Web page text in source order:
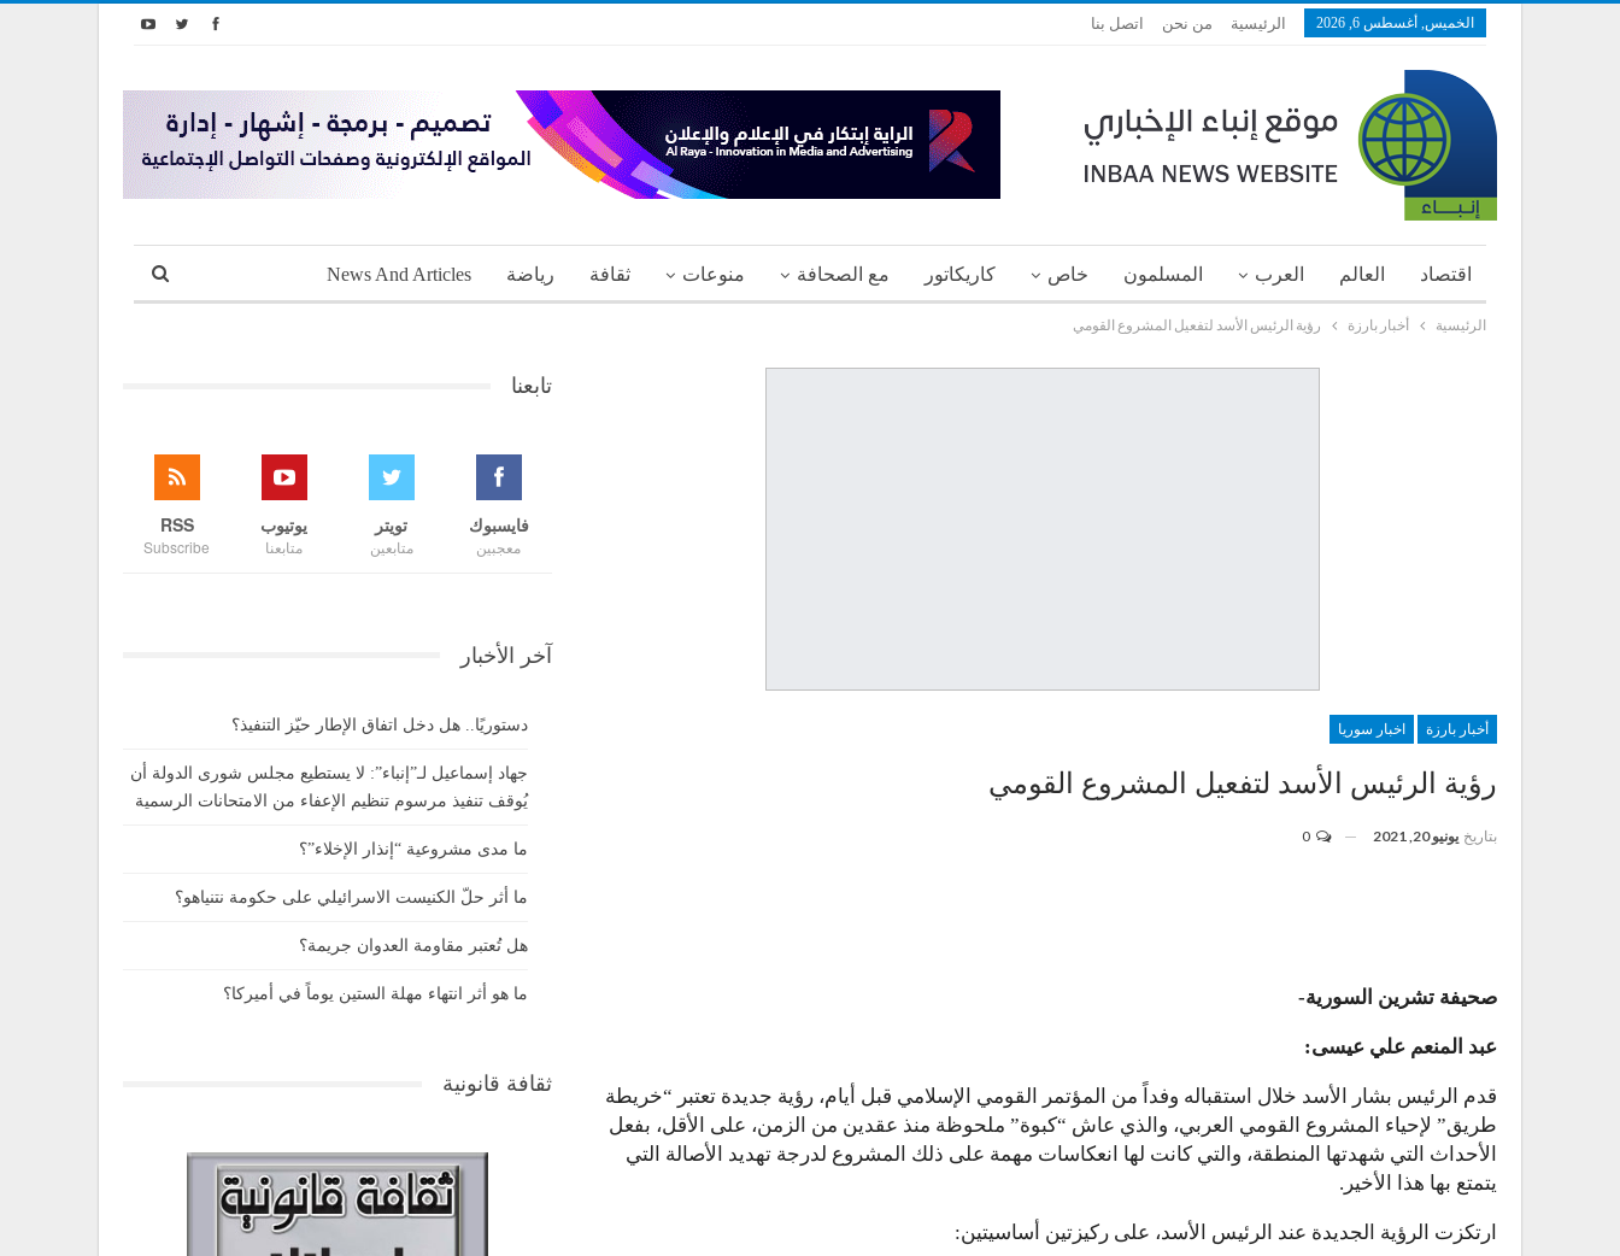
الخميس, أغسطس 6, 2026 الرئيسية من نحن اتصل بنا
اقتصاد العالم العرب المسلمون خاص كاريكاتور مع الصحافة منوعات ثقافة رياضة News And Articles
الرئيسية أخبار بارزة رؤية الرئيس الأسد لتفعيل المشروع القومي
أخبار بارزة اخبار سوريا
رؤية الرئيس الأسد لتفعيل المشروع القومي
بتاريخ يونيو 20, 2021
صحيفة تشرين السورية-
عبد المنعم علي عيسى:
قدم الرئيس بشار الأسد خلال استقباله وفداً من المؤتمر القومي الإسلامي قبل أيام، رؤية جديدة تعتبر “خريطة
طريق” لإحياء المشروع القومي العربي، والذي عاش “كبوة” ملحوظة منذ عقدين من الزمن، على الأقل، بفعل
الأحداث التي شهدتها المنطقة، والتي كانت لها انعكاسات مهمة على ذلك المشروع لدرجة تهديد الأصالة التي
يتمتع بها هذا الأخير.
ارتكزت الرؤية الجديدة عند الرئيس الأسد، على ركيزتين أساسيتين:
تابعنا
فايسبوك
معجبين
تويتر
متابعين
يوتيوب
متابعنا
RSS
Subscribe
آخر الأخبار
دستوريًا.. هل دخل اتفاق الإطار حيّز التنفيذ؟
جهاد إسماعيل لـ”إنباء”: لا يستطيع مجلس شورى الدولة أن
يُوقف تنفيذ مرسوم تنظيم الإعفاء من الامتحانات الرسمية
ما مدى مشروعية “إنذار الإخلاء”؟
ما أثر حلّ الكنيست الاسرائيلي على حكومة نتنياهو؟
هل تُعتبر مقاومة العدوان جريمة؟
ما هو أثر انتهاء مهلة الستين يوماً في أميركا؟
ثقافة قانونية